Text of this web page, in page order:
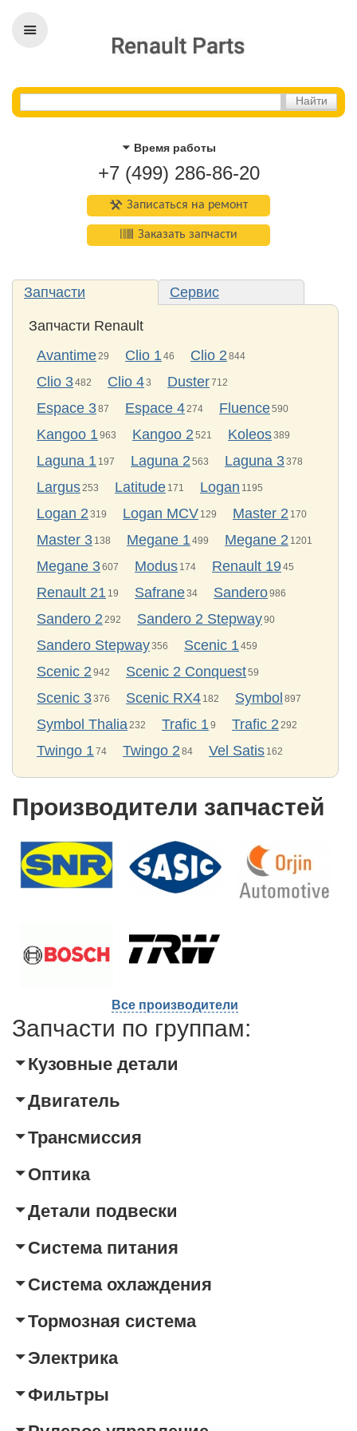
Время работы
+7 (499) 286-86-20
Записаться на ремонт
Заказать запчасти
Запчасти Сервис
Запчасти Renault
Avantime 29 Clio 146 Clio 2 844
Clio 3482 Clio 43 Duster712
Espace 387 Espace 4 274 Fluence590
Kangoo 1963 Kangoo 2 521 Koleos389
Laguna 1 197 Laguna 2 563 Laguna 3378
Largus 253 Latitude 171 Logan 1195
Logan 2 319 Logan MCV 129 Master 2 170
Master 3 138 Megane 1499 Megane 2 1201
Megane 3607 Modus 174 Renault 1945
Renault 21 19 Safrane34 Sandero986
Sandero 2 292 Sandero 2 Stepway90
Sandero Stepway356 Scenic 1459
Scenic 2 942 Scenic 2 Conquest59
Scenic 3376 Scenic RX4 182 Symbol 897
Symbol Thalia 232 Trafic 19 Trafic 2 292
Twingo 174 Twingo 2 84 Vel Satis 162
Производители запчастей
Все производители
Запчасти по группам:
Кузовные детали
Двигатель
Трансмиссия
Оптика
Детали подвески
Система питания
Система охлаждения
Тормозная система
Электрика
Фильтры